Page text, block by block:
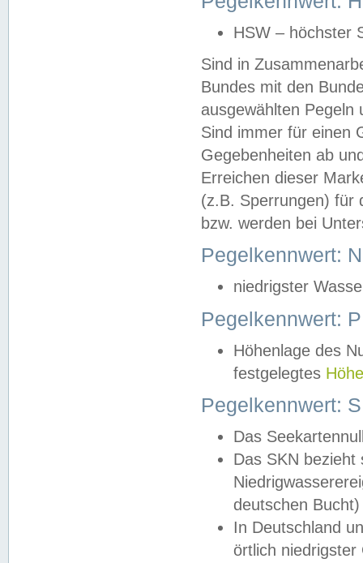
HSW – höchster
Sind in
Bundes mit den
ausgewählten
Sind immer für einen
Gegebenheiten ab
Erreichen dieser
(z.B. Sperrungen) für
bzw. werden bei
Pegelkennwert:
niedrigster
Pegelkennwert:
Höhenlage des
festgelegtes
Pegelkennwert:
Das
Das SKN
deutschen
In Deutschland
örtlich